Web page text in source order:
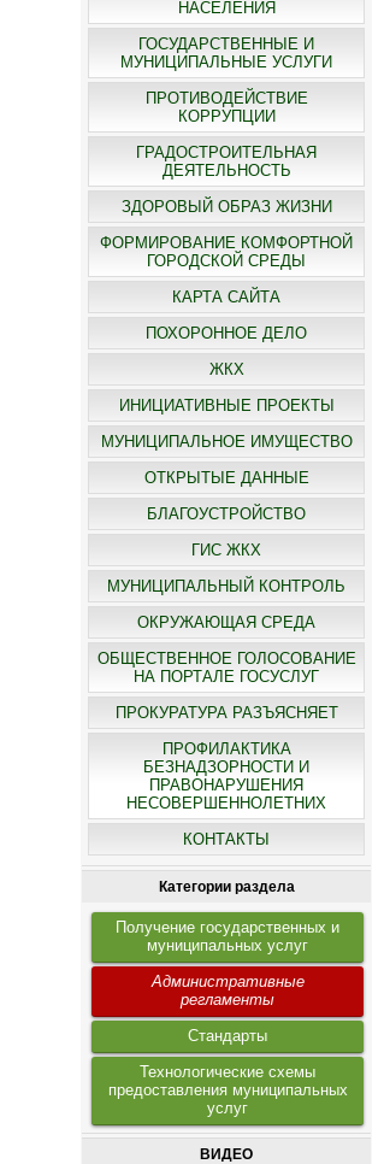
НАСЕЛЕНИЯ
ГОСУДАРСТВЕННЫЕ И
МУНИЦИПАЛЬНЫЕ УСЛУГИ
ПРОТИВОДЕЙСТВИЕ
КОРРУПЦИИ
ГРАДОСТРОИТЕЛЬНАЯ
ДЕЯТЕЛЬНОСТЬ
ЗДОРОВЫЙ ОБРАЗ ЖИЗНИ
ФОРМИРОВАНИЕ КОМФОРТНОЙ
ГОРОДСКОЙ СРЕДЫ
КАРТА САЙТА
ПОХОРОННОЕ ДЕЛО
ЖКХ
ИНИЦИАТИВНЫЕ ПРОЕКТЫ
МУНИЦИПАЛЬНОЕ ИМУЩЕСТВО
ОТКРЫТЫЕ ДАННЫЕ
БЛАГОУСТРОЙСТВО
ГИС ЖКХ
МУНИЦИПАЛЬНЫЙ КОНТРОЛЬ
ОКРУЖАЮЩАЯ СРЕДА
ОБЩЕСТВЕННОЕ ГОЛОСОВАНИЕ
НА ПОРТАЛЕ ГОСУСЛУГ
ПРОКУРАТУРА РАЗЪЯСНЯЕТ
ПРОФИЛАКТИКА
БЕЗНАДЗОРНОСТИ И
ПРАВОНАРУШЕНИЯ
НЕСОВЕРШЕННОЛЕТНИХ
КОНТАКТЫ
Категории раздела
Получение государственных и
муниципальных услуг
Административные
регламенты
Стандарты
Технологические схемы
предоставления муниципальных
услуг
ВИДЕО